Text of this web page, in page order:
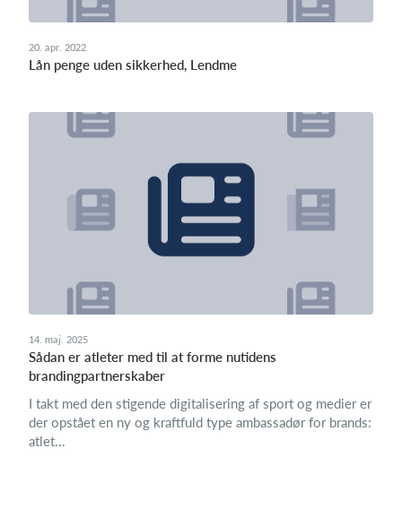
20. apr. 2022
Lån penge uden sikkerhed, Lendme
14. maj. 2025
Sådan er atleter med til at forme nutidens
brandingpartnerskaber
I takt med den stigende digitalisering af sport og medier er
der opstået en ny og kraftfuld type ambassadør for brands:
atlet...